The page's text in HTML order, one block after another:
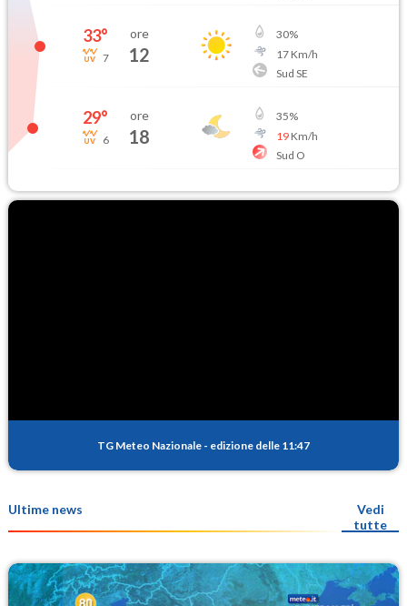
33°
7
ore
12
30%
17Km/h
Sud SE
29°
6
ore
18
35%
19Km/h
Sud O
TG Meteo Nazionale - edizione delle 11:47
Ultime news
Vedi
tutte